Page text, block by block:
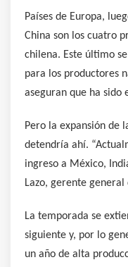
Países de Europa,
China son los cuatro
chilena. Este último
para los productores
aseguran que ha sido
Pero la expansión de
detendría ahí.
ingreso a México,
Lazo, gerente general
La temporada se
siguiente y, por lo
un año de alta